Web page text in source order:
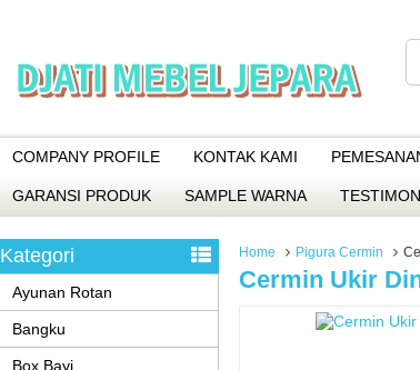
COMPANY PROFILE KONTAK KAMI
GARANSI PRODUK SAMPLE WARNA
Home Pigura Cermin
Cermin Ukir
Kategori
Ayunan Rotan
Bangku
Box Bayi